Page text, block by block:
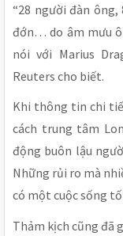
“28 người đàn
đớn… do âm mưu
nói với Marius
Reuters cho biết.
Khi thông tin chi
cách trung tâm
động buôn lậu
Những rủi ro mà
có một cuộc sống
Thảm kịch cũng đã